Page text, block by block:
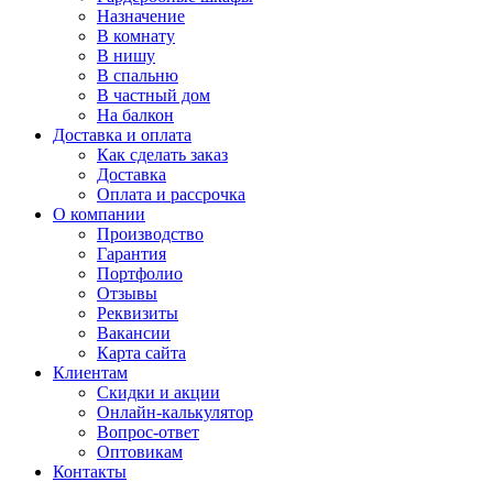
Назначение
В комнату
В нишу
В спальню
В частный дом
На балкон
Доставка и оплата
Как сделать заказ
Доставка
Оплата и рассрочка
О компании
Производство
Гарантия
Портфолио
Отзывы
Реквизиты
Вакансии
Карта сайта
Клиентам
Скидки и акции
Онлайн-калькулятор
Вопрос-ответ
Оптовикам
Контакты